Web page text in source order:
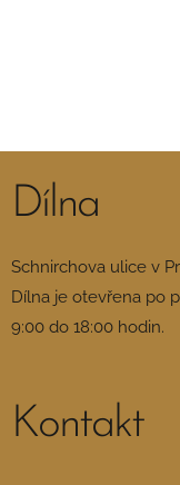
Dílna
Schnirchova ulice v
Dílna je otevřena po
9:00 do 18:00 hodin.
Kontakt